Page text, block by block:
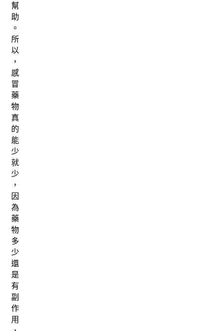
幫
助
。
所
以
，
感
冒
藥
物
真
的
能
少
就
少
，
因
為
藥
物
多
少
還
是
有
副
作
用